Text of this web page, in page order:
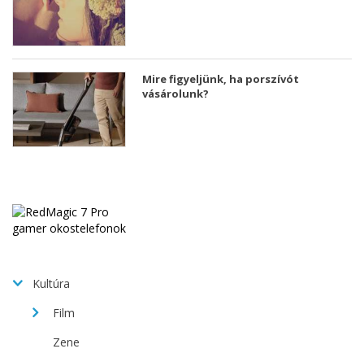
Mire figyeljünk, ha porszívót
vásárolunk?
Kultúra
Film
Zene